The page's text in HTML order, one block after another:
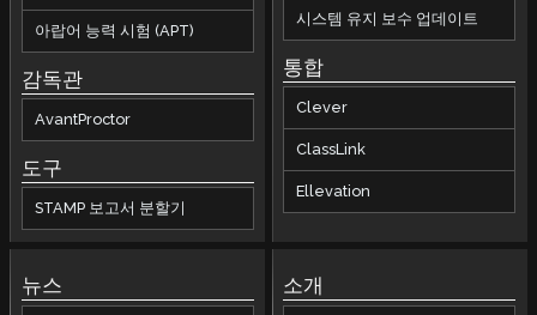
아랍어 능력 시험 (APT)
감독관
AvantProctor
도구
STAMP 보고서 분할기
시스템 유지 보수 업데이트
통합
Clever
ClassLink
Ellevation
뉴스 소개